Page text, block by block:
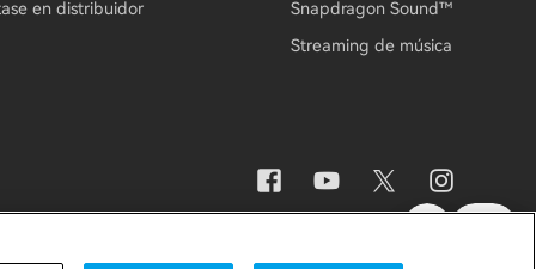
en distribuidor
Snapdragon Sound™
Streaming de música
Aviso importante España / Español